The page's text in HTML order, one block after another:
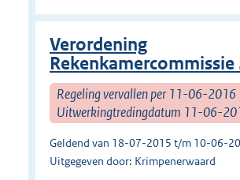
Verordening
Rekenkamercommissie
Regeling vervallen per 11-06-2016
Uitwerkingtredingdatum 11-06-
Geldend van 18-07-2015 t/m 10-06-
Uitgegeven door: Krimpenerwaard